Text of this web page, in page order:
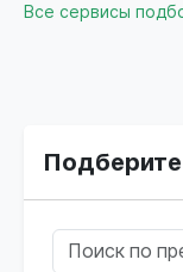
Все сервисы